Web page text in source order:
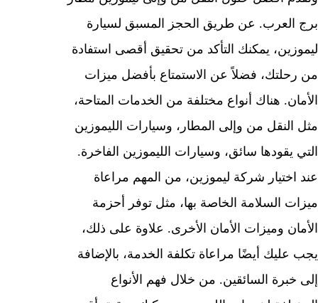
برج العرب. عن طريق الحجز المسبق لسيارة
ليموزين، يمكنك التأكد من تحقيق أقصى استفادة
من رحلتك، فضلاً عن الاستمتاع بأفضل ميزات
الأمان. هناك أنواع مختلفة من الخدمات المتاحة،
مثل النقل من وإلى المطار، وسيارات الليموزين
التي يقودها سائق، وسيارات الليموزين الفاخرة.
عند اختيار شركة ليموزين، من المهم مراعاة
ميزات السلامة الخاصة بها، مثل توفر أحزمة
الأمان وميزات الأمان الأخرى. علاوة على ذلك،
يجب عليك أيضًا مراعاة تكلفة الخدمة، بالإضافة
إلى خبرة السائقين. من خلال فهم الأنواع